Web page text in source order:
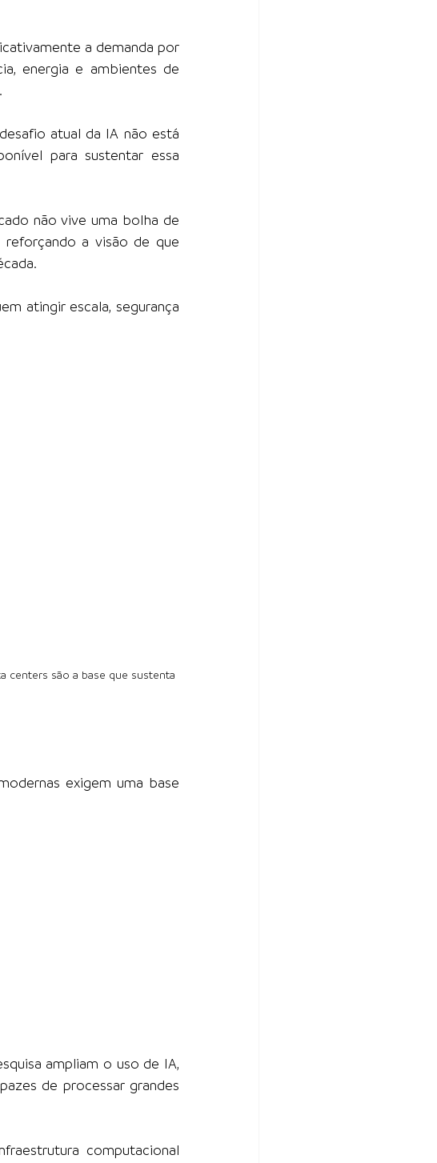
a demanda por
energia e ambientes de
atual da IA não está
para sustentar essa
não vive uma bolha de
a visão de que
atingir escala, segurança
centers são a base que sustenta
exigem uma base
ampliam o uso de IA,
de processar grandes
computacional